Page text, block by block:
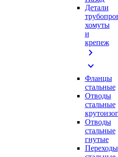
Детали
хомуты
и
крепеж
chevron_right
expand_more
Фланцы
стальные
Отводы
стальные
Отводы
стальные
гнутые
Переходы